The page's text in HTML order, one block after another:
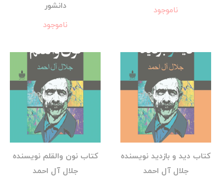
ناموجود
دانشور
ناموجود
کتاب دید و بازدید نویسنده
جلال آل احمد
کتاب نون والقلم نویسنده
جلال آل احمد